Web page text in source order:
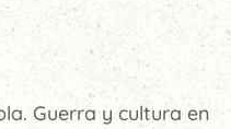
Guerra y cultura en